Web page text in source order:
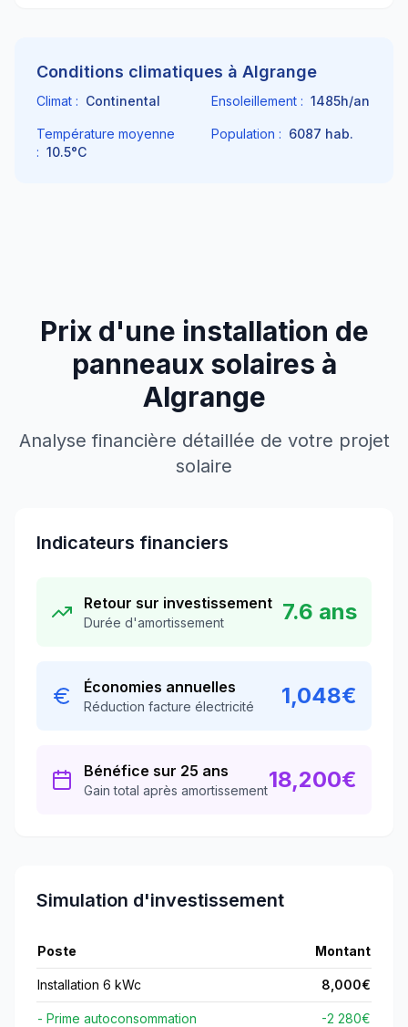
Conditions climatiques à Algrange
Climat : Continental Ensoleillement : 1485h/an
Température moyenne
: 10.5°C
Population : 6087 hab.
Prix d'une installation de
panneaux solaires à
Algrange
Analyse financière détaillée de votre projet
solaire
Indicateurs financiers
Retour sur investissement
Durée d'amortissement 7.6 ans
Économies annuelles
Réduction facture électricité 1,048€
Bénéfice sur 25 ans
Gain total après amortissement18,200€
Simulation d'investissement
Poste Montant
Installation 6 kWc 8,000€
- Prime autoconsommation -2 280€